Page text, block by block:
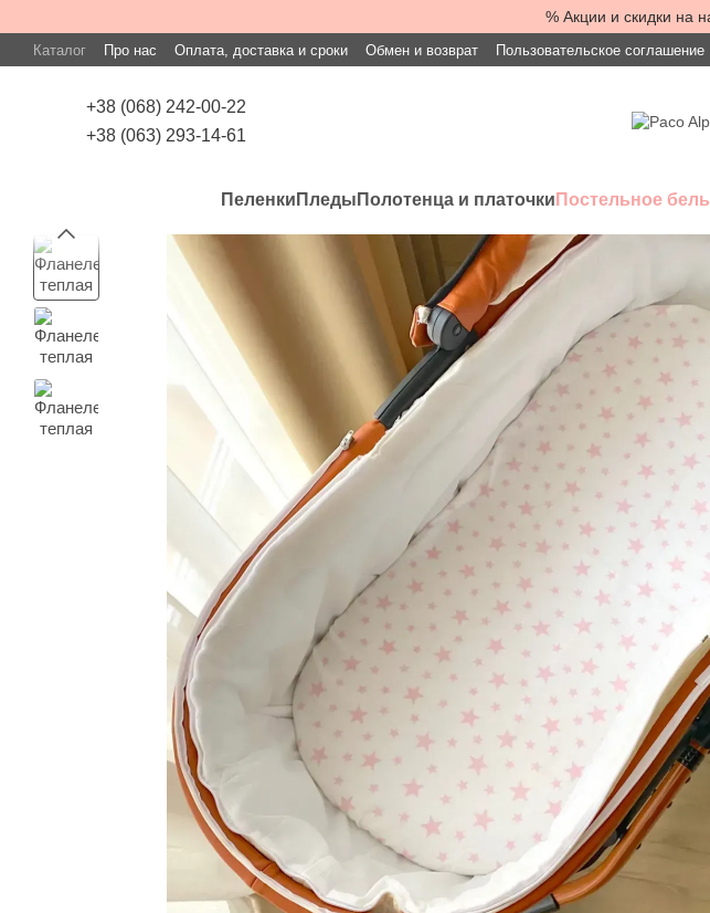
% Акции и скидки на
Каталог Про нас Оплата, доставка и сроки Обмен и возврат Пользовательское соглашение
+38 (068) 242-00-22
+38 (063) 293-14-61
Пеленки Пледы Полотенца и платочки Постельное